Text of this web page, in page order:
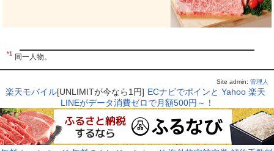
*1 同一人物。
Site admin:管理人
楽天モバイル[UNLIMITが今なら1円] ECナビでポインと Yahoo 楽天
LINEがデータ消費ゼロで月額500円～！